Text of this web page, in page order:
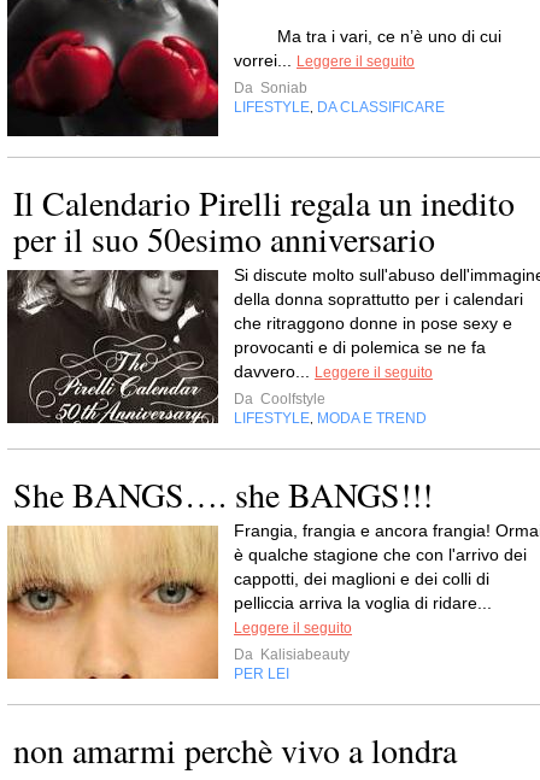
Ma tra i vari, ce n’è uno di cui
vorrei... Leggere il seguito
Da Soniab
LIFESTYLE, DA CLASSIFICARE
Il Calendario Pirelli regala un inedito
per il suo 50esimo anniversario
Si discute molto sull'abuso
della donna soprattutto per i calendari
che ritraggono donne in pose sexy e
provocanti e di polemica se ne fa
davvero... Leggere il seguito
Da Coolfstyle
LIFESTYLE, MODA E TREND
She BANGS…. she BANGS!!!
Frangia, frangia e ancora frangia!
è qualche stagione che con l'arrivo dei
cappotti, dei maglioni e dei colli di
pelliccia arriva la voglia di ridare...
Leggere il seguito
Da Kalisiabeauty
PER LEI
non amarmi perchè vivo a londra